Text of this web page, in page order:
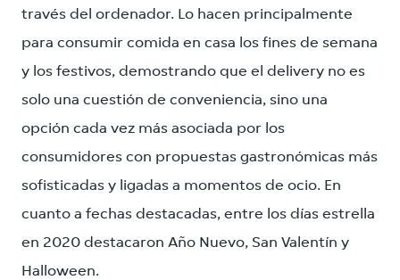
través del ordenador. Lo hacen principalmente
para consumir comida en casa los fines de semana
y los festivos, demostrando que el delivery no es
solo una cuestión de conveniencia, sino una
opción cada vez más asociada por los
consumidores con propuestas gastronómicas más
sofisticadas y ligadas a momentos de ocio. En
cuanto a fechas destacadas, entre los días estrella
en 2020 destacaron Año Nuevo, San Valentín y
Halloween.